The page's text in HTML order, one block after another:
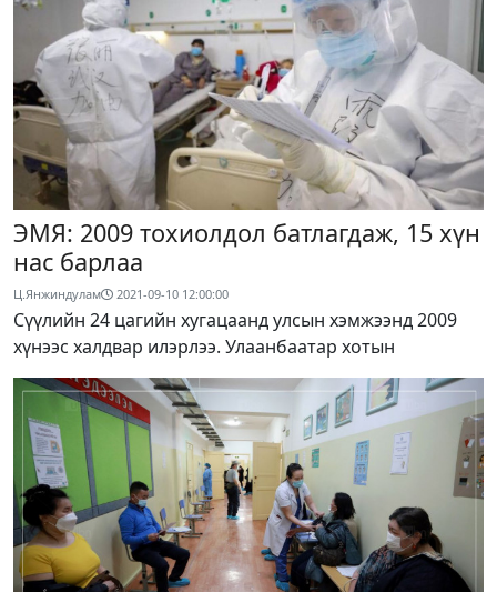
ЭМЯ: 2009 тохиолдол батлагдаж, 15 хүн
нас барлаа
Ц.Янжиндулам 2021-09-10 12:00:00
Сүүлийн 24 цагийн хугацаанд улсын хэмжээнд 2009
хүнээс халдвар илэрлээ. Улаанбаатар хотын